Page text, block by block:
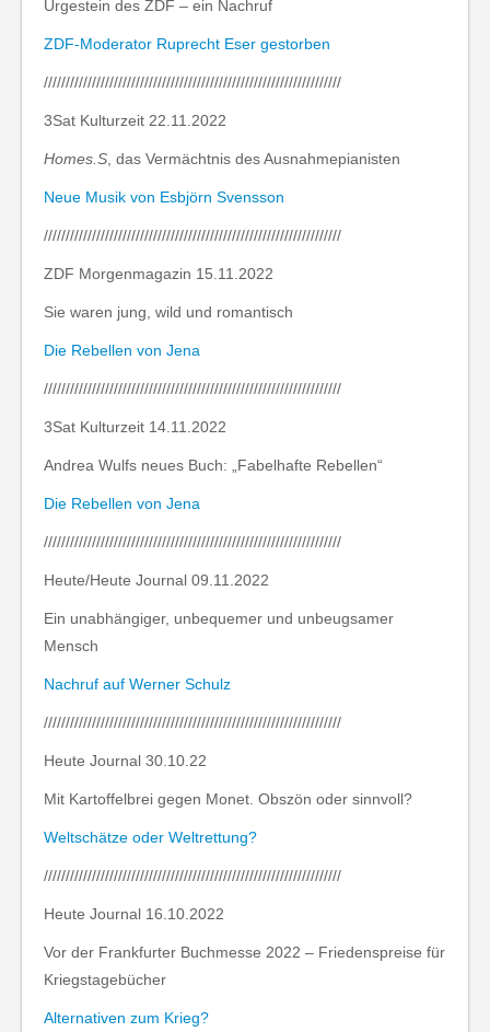
Urgestein des ZDF – ein Nachruf
ZDF-Moderator Ruprecht Eser gestorben
////////////////////////////////////////////////////////////////////
3Sat Kulturzeit 22.11.2022
Homes.S , das Vermächtnis des Ausnahmepianisten
Neue Musik von Esbjörn Svensson
////////////////////////////////////////////////////////////////////
ZDF Morgenmagazin 15.11.2022
Sie waren jung, wild und romantisch
Die Rebellen von Jena
////////////////////////////////////////////////////////////////////
3Sat Kulturzeit 14.11.2022
Andrea Wulfs neues Buch: „Fabelhafte Rebellen“
Die Rebellen von Jena
////////////////////////////////////////////////////////////////////
Heute/Heute Journal 09.11.2022
Ein unabhängiger, unbequemer und unbeugsamer
Mensch
Nachruf auf Werner Schulz
////////////////////////////////////////////////////////////////////
Heute Journal 30.10.22
Mit Kartoffelbrei gegen Monet. Obszön oder sinnvoll?
Weltschätze oder Weltrettung?
////////////////////////////////////////////////////////////////////
Heute Journal 16.10.2022
Vor der Frankfurter Buchmesse 2022 – Friedenspreise für
Kriegstagebücher
Alternativen zum Krieg?